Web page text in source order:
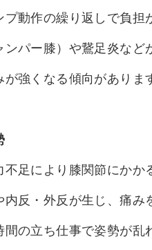
動作の繰り返しで負担
パー膝）や鵞足炎など
強くなる傾向がありま
足により膝関節にかか
反・外反が生じ、痛み
の立ち仕事で姿勢が乱